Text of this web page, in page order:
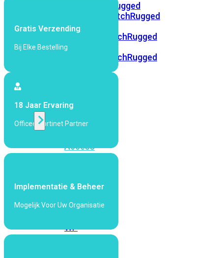
FortiSwitchRugged
FortiSwitchRugged
112F-
FortiSwitchRugged
216F-
FortiSwitchRugged
WiFi
Access
Wi-
Generatie
Wi-
Gratis Verzending
Bij Elke Bestelling
18 Jaar Ervaring
Officeel Fortinet Partner
Implementatie & Beheer
Mogelijk Voor Uw Organisatie